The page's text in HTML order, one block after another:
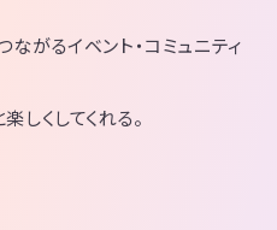
がるイベント・コミュニティ
しくしてくれる。